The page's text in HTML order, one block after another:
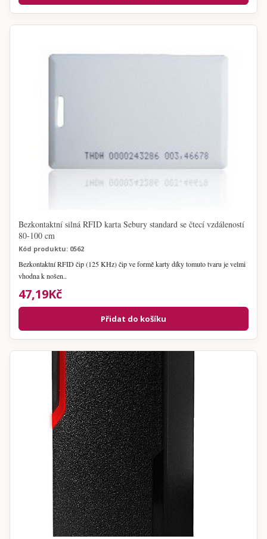
Bezkontaktní silná RFID karta Sebury standard se čtecí vzdáleností
80-100 cm
Kód produktu: 0562
Bezkontaktní RFID čip (125 KHz) čip ve formě karty díky tomuto tvaru je velmi
vhodna k nošen..
47,19Kč
Přidat do košíku